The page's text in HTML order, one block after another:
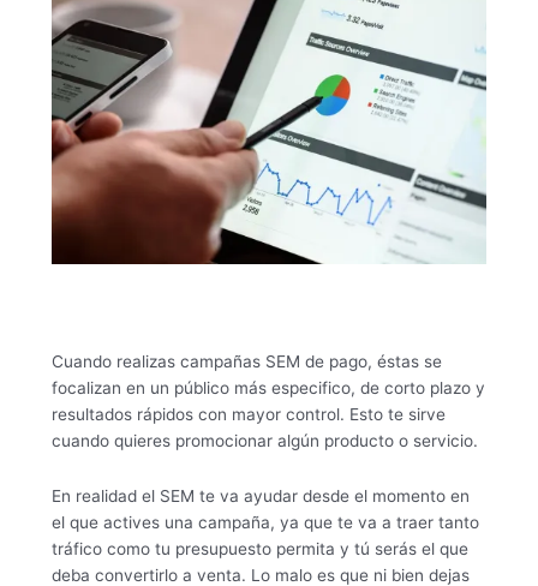
Cuando realizas campañas SEM de pago, éstas se
focalizan en un público más especifico, de corto plazo y
resultados rápidos con mayor control. Esto te sirve
cuando quieres promocionar algún producto o servicio.
En realidad el SEM te va ayudar desde el momento en
el que actives una campaña, ya que te va a traer tanto
tráfico como tu presupuesto permita y tú serás el que
deba convertirlo a venta. Lo malo es que ni bien dejas